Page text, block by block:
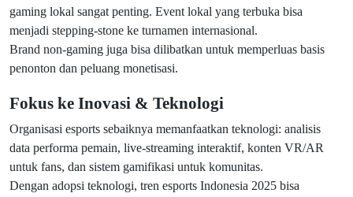
gaming lokal sangat penting. Event lokal yang terbuka bisa
menjadi stepping-stone ke turnamen internasional.
Brand non-gaming juga bisa dilibatkan untuk memperluas basis
penonton dan peluang monetisasi.
Fokus ke Inovasi & Teknologi
Organisasi esports sebaiknya memanfaatkan teknologi: analisis
data performa pemain, live-streaming interaktif, konten VR/AR
untuk fans, dan sistem gamifikasi untuk komunitas.
Dengan adopsi teknologi, tren esports Indonesia 2025 bisa